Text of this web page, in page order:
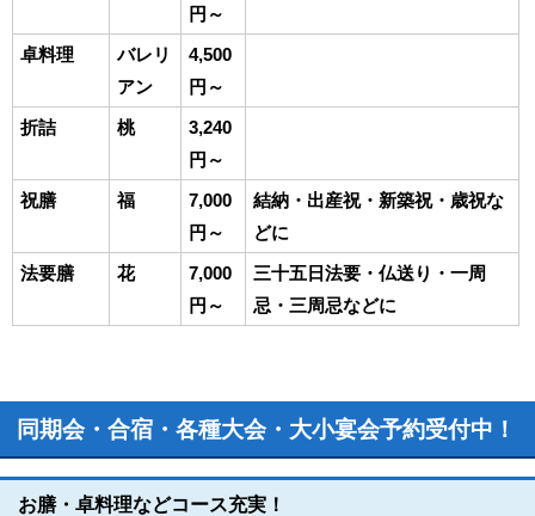
円～
卓料理
バレリ
アン
4,500
円～
折詰
桃
3,240
円～
祝膳
福
7,000
円～
結納・出産祝・新築祝・歳祝な
どに
法要膳
花
7,000
円～
三十五日法要・仏送り・一周
忌・三周忌などに
同期会・合宿・各種大会・大小宴会予約受付中！
お膳・卓料理などコース充実！